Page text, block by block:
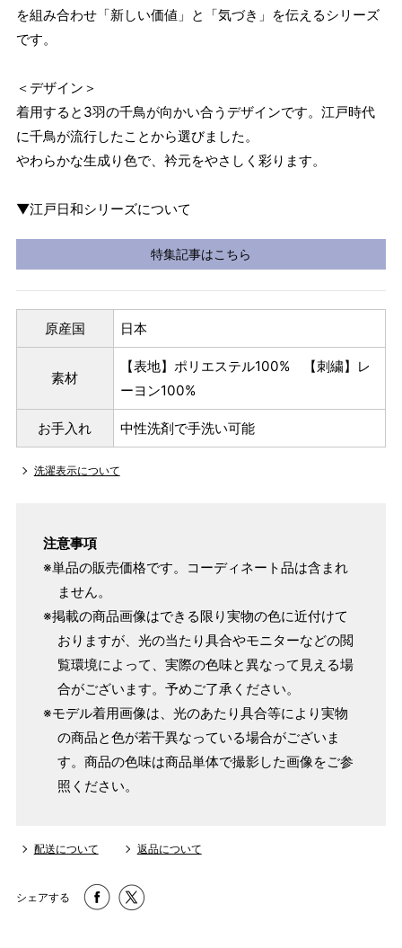
を組み合わせ「新しい価値」と「気づき」を伝えるシリーズ
です。
＜デザイン＞
着用すると3羽の千鳥が向かい合うデザインです。江戸時代
に千鳥が流行したことから選びました。
やわらかな生成り色で、衿元をやさしく彩ります。
▼江戸日和シリーズについて
特集記事はこちら
原産国 日本
素材
【表地】ポリエステル100% 【刺繍】レ
ーヨン100%
お手入れ 中性洗剤で手洗い可能
洗濯表示について
注意事項
※単品の販売価格です。コーディネート品は含まれ
ません。
※掲載の商品画像はできる限り実物の色に近付けて
おりますが、光の当たり具合やモニターなどの閲
覧環境によって、実際の色味と異なって見える場
合がございます。予めご了承ください。
※モデル着用画像は、光のあたり具合等により実物
の商品と色が若干異なっている場合がございま
す。商品の色味は商品単体で撮影した画像をご参
照ください。
配送について 返品について
シェアする